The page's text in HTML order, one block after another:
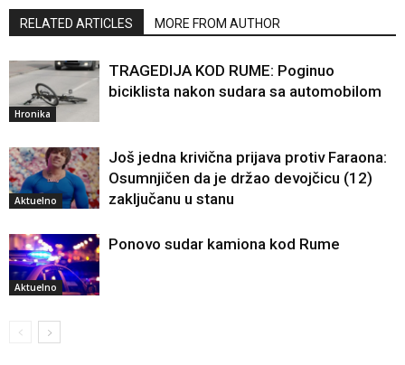
RELATED ARTICLES MORE FROM AUTHOR
Hronika
TRAGEDIJA KOD RUME: Poginuo
biciklista nakon sudara sa automobilom
Aktuelno
Još jedna krivična prijava protiv Faraona:
Osumnjičen da je držao devojčicu (12)
zaključanu u stanu
Aktuelno
Ponovo sudar kamiona kod Rume